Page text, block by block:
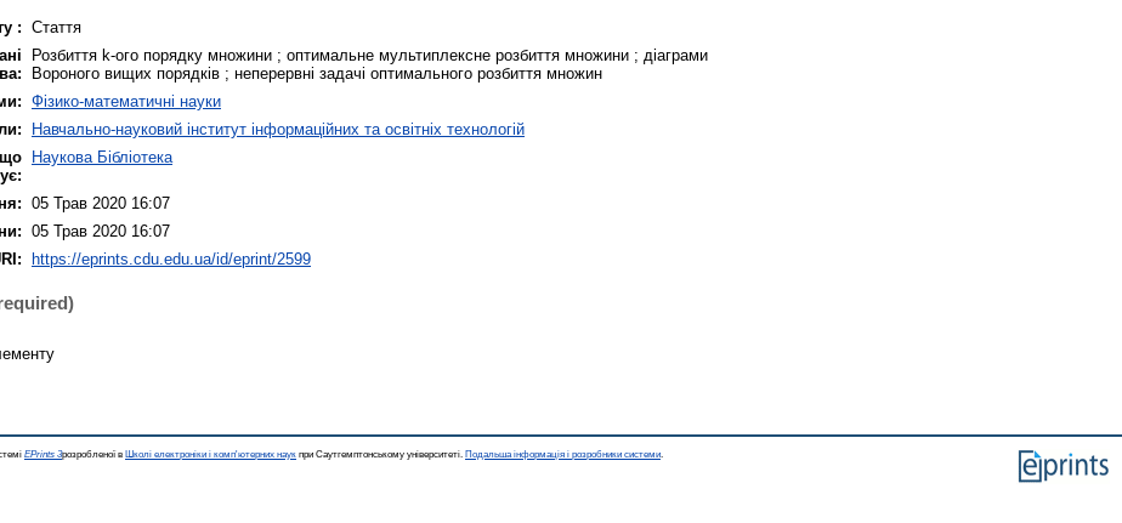
: Стаття
Розбиття k-ого порядку множини ; оптимальне мультиплексне розбиття множини ; діаграми
Вороного вищих порядків ; неперервні задачі оптимального розбиття множин
Фізико-математичні науки
Навчально-науковий інститут інформаційних та освітніх технологій
Наукова Бібліотека
05 Трав 2020 16:07
05 Трав 2020 16:07
https://eprints.cdu.edu.ua/id/eprint/2599
EPrints 3розробленої в Школі електроніки і комп'ютерних наук при Саутгемптонському університеті. Подальша інформація і розробники системи